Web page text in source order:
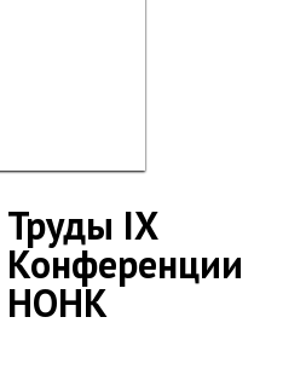
Труды IX
Конференции
НОНК